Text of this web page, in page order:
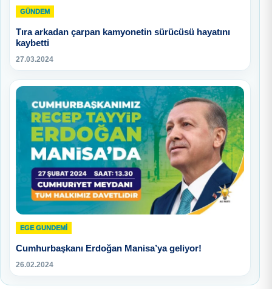
GÜNDEM
Tıra arkadan çarpan kamyonetin sürücüsü hayatını
kaybetti
27.03.2024
EGE GUNDEMİ
Cumhurbaşkanı Erdoğan Manisa’ya geliyor!
26.02.2024